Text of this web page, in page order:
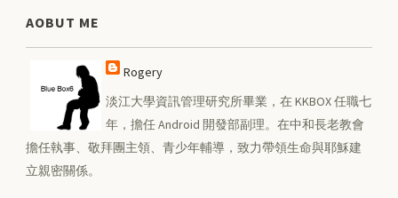
AOBUT ME
Rogery
淡江大學資訊管理研究所畢業，在 KKBOX 任職七
年，擔任 Android 開發部副理。在中和長老教會
擔任執事、敬拜團主領、青少年輔導，致力帶領生命與耶穌建
立親密關係。